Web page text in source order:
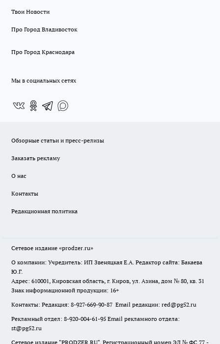
Твои Новости
Про Город Владивосток
Про Город Краснодара
Мы в социальных сетях
Обзорные статьи и пресс-релизы
Заказать рекламу
О нас
Контакты
Редакционная политика
Сетевое издание «prodzer.ru»
О компании: Учредитель: ИП Звеняцкая Е.А. Редактор сайта: Бакаева
Ю.Г.
Адрес: 610001, Кировская область, г. Киров, ул. Азина, дом № 80, кв. 31
Знак информационной продукции: 16+
Контакты: Редакция: 8-927-669-90-87 Email редакции: red@pg52.ru
Рекламный отдел: 8-920-004-61-95 Email рекламного отдела:
st@pg52.ru
Сетевое издание "PRODZER.RU". Регистрационный номер ЭЛ № ФС 77 -